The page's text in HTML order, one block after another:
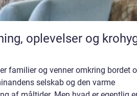
familier og venner omkring bordet
selskab og den varme